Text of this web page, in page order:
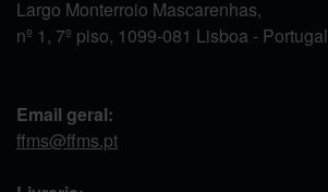
Largo Monterroio Mascarenhas,
nº 1, 7º piso, 1099-081 Lisboa - Portugal
Email geral:
ffms@ffms.pt